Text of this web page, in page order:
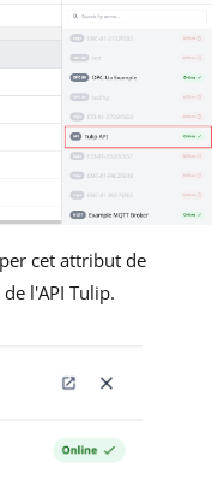
cet attribut de
l'API Tulip.